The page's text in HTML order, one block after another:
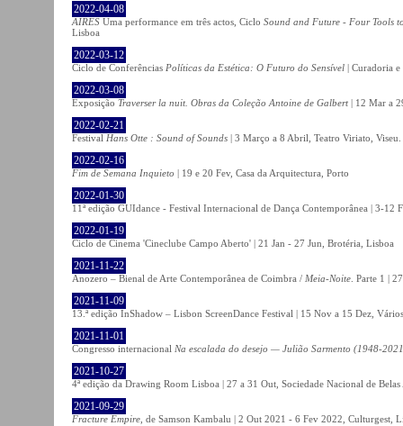
2022-04-08
AIRES Uma performance em três actos, Ciclo Sound and Future - Four Tools
Lisboa
2022-03-12
Ciclo de Conferências Políticas da Estética: O Futuro do Sensível | Curadoria
2022-03-08
Exposição Traverser la nuit. Obras da Coleção Antoine de Galbert | 12 Mar a
2022-02-21
Festival Hans Otte : Sound of Sounds | 3 Março a 8 Abril, Teatro Viriato, Viseu.
2022-02-16
Fim de Semana Inquieto | 19 e 20 Fev, Casa da Arquitectura, Porto
2022-01-30
11ª edição GUIdance - Festival Internacional de Dança Contemporânea | 3-12
2022-01-19
Ciclo de Cinema 'Cineclube Campo Aberto' | 21 Jan - 27 Jun, Brotéria, Lisboa
2021-11-22
Anozero – Bienal de Arte Contemporânea de Coimbra / Meia-Noite . Parte 1 |
2021-11-09
13.ª edição InShadow – Lisbon ScreenDance Festival | 15 Nov a 15 Dez,
2021-11-01
Congresso internacional Na escalada do desejo — Julião Sarmento (1948-
2021-10-27
4ª edição da Drawing Room Lisboa | 27 a 31 Out, Sociedade Nacional de
2021-09-29
Fracture Empire , de Samson Kambalu | 2 Out 2021 - 6 Fev 2022, Culturgest,